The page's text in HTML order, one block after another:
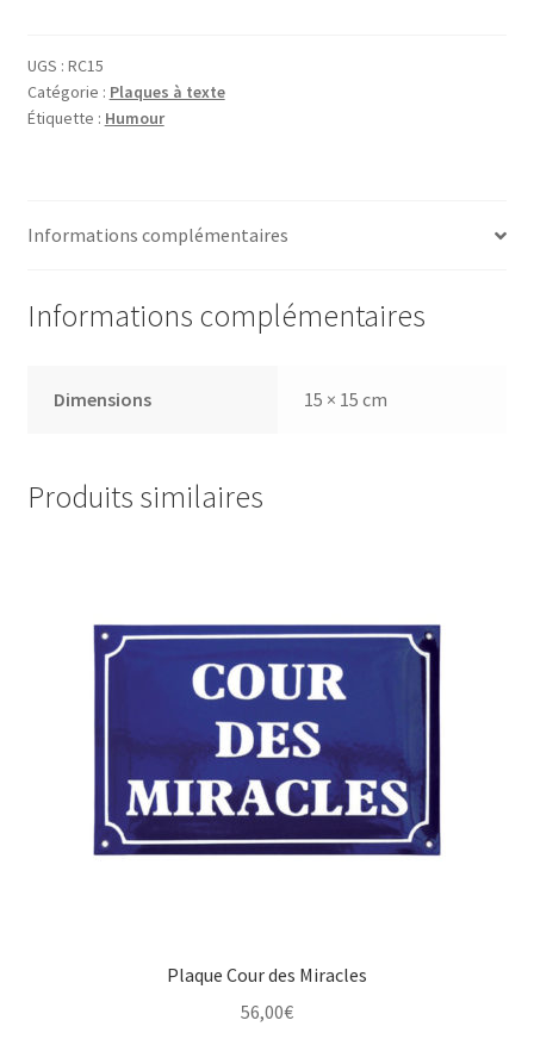
ne
Sert
de
UGS : RC15
Catégorie : Plaques à texte
Étiquette : Humour
Informations complémentaires
Informations complémentaires
Dimensions 15 × 15 cm
Produits similaires
Plaque Cour des Miracles
56,00€